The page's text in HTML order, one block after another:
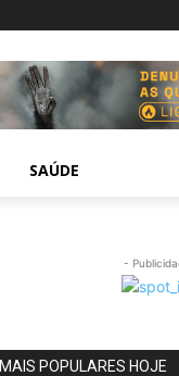
SAÚDE
-
MAIS POPULARES HOJE